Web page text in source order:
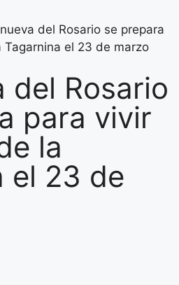
del Rosario se prepara
Tagarnina el 23 de marzo
del Rosario
para vivir
la
el 23 de